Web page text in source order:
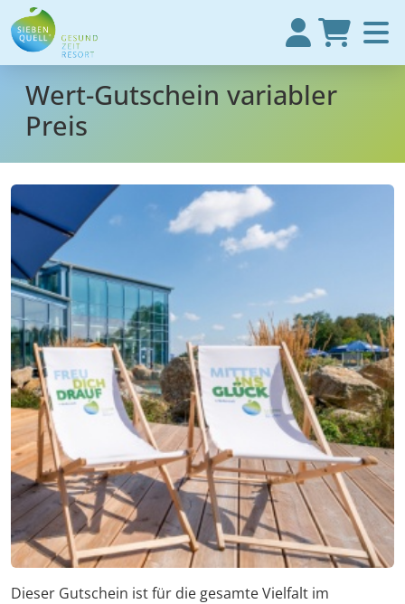
Wert-Gutschein variabler
Preis
Dieser Gutschein ist für die gesamte Vielfalt im